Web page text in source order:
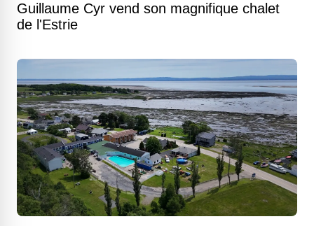
Guillaume Cyr vend son magnifique chalet
de l'Estrie